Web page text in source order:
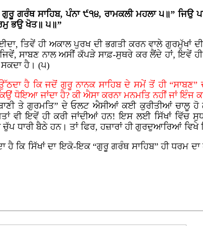
ਗੁਰੂ ਗਰੰਥ ਸਾਹਿਬ, ਪੰਨਾ ੯੧੪, ਰਾਮਕਲੀ ਮਹਲਾ ੫॥”
ਭਉ ਖੋਤ॥ ੫॥”
ਤਿਵੇਂ ਹੀ ਅਕਾਲ ਪੁਰਖ ਦੀ ਭਗਤੀ ਕਰਨ ਵਾਲੇ ਗੁਰਮੁੱਖਾਂ
ਜਿਵੇਂ, ਸਾਬਣ ਨਾਲ ਅਸੀਂ ਕੱਪੜੇ ਸਾਫ਼-ਸੁਥਰੇ ਕਰ ਲੈਂਦੇ ਹਾਂ,
ਹੈ। (੫)
ਹੈ ਕਿ ਜਦੋਂ ਗੁਰੂ ਨਾਨਕ ਸਾਹਿਬ ਦੇ ਸਮੇਂ ਤੋਂ ਹੀ “ਸਾਬਣ”
ਕਿਉਂ ਧੋਇਆ ਜਾਂਦਾ ਹੈ? ਕੀ ਐਸਾ ਕਰਨਾ ਮਨਮਤਿ ਨਹੀਂ ਜਾਂ
ਤੇ ਗੁਰਮਤਿ” ਦੇ ਓਲਟ ਐਸੀਆਂ ਕਈ ਕੁਰੀਤੀਆਂ ਚਾਲੂ
ਇਵੇਂ ਹੀ ਕਰੀ ਜਾਂਦੀਆਂ ਹਨ! ਇਸ ਲਈ ਸਿੱਖਾਂ ਵਿੱਚ
ਧਾਰੀ ਬੈਠੇ ਹਨ। ਤਾਂ ਫਿਰ, ਹਜ਼ਾਰਾਂ ਹੀ ਗੁਰਦੁਆਰਿਆਂ ਵਿਖੇ
ਹੈ ਕਿ ਸਿੱਖਾਂ ਦਾ ਇਕੋ-ਇਕ “ਗੁਰੂ ਗਰੰਥ ਸਾਹਿਬ” ਹੀ